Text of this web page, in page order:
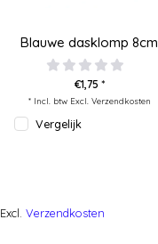
Blauwe dasklomp 8cm
€1,75 *
* Incl. btw Excl. Verzendkosten
Vergelijk
Excl. Verzendkosten